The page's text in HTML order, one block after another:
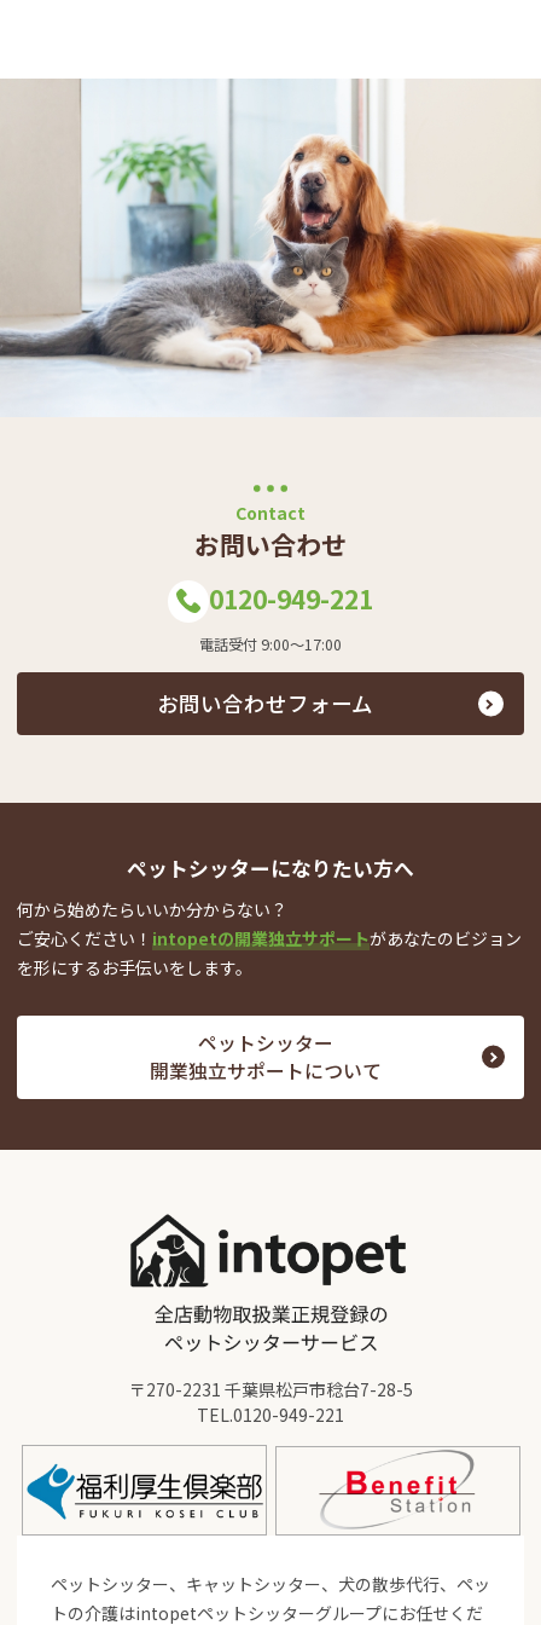
Contact
お問い合わせ
0120-949-221
電話受付 9:00～17:00
お問い合わせフォーム
ペットシッターになりたい方へ
何から始めたらいいか分からない？
ご安心ください！ intopetの開業独立サポートがあなたのビジョン
を形にするお手伝いをします。
ペットシッター
開業独立サポートについて
〒270-2231 千葉県松戸市稔台7-28-5
TEL.0120-949-221
ペットシッター、キャットシッター、犬の散歩代行、ペッ
トの介護はintopetペットシッターグループにお任せくだ